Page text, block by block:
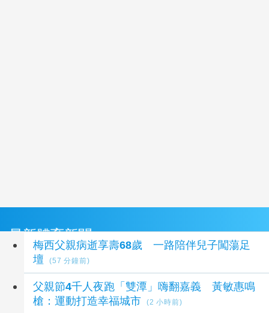
最新體育新聞
梅西父親病逝享壽68歲 一路陪伴兒子闖蕩足
壇
(57 分鐘前)
父親節4千人夜跑「雙潭」嗨翻嘉義 黃敏惠鳴
槍：運動打造幸福城市
(2 小時前)